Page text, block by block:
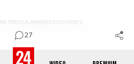
27
REGULAMINRSS COOKIES